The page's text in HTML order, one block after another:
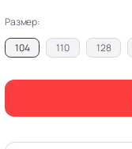
Размер:
104
110 128